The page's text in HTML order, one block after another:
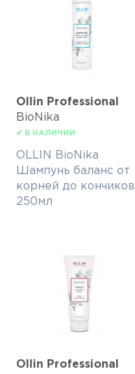
Ollin Professional
BioNika
✔ В НАЛИЧИИ
OLLIN BioNika
Шампунь баланс от
корней до кончиков
250мл
Ollin Professional